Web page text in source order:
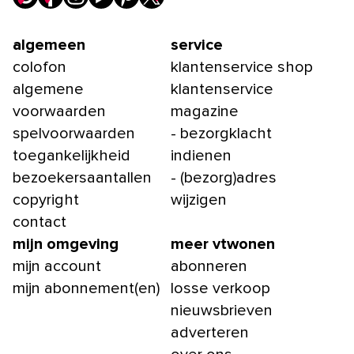
algemeen
colofon
algemene
voorwaarden
spelvoorwaarden
toegankelijkheid
bezoekersaantallen
copyright
contact
service
klantenservice shop
klantenservice
magazine
- bezorgklacht
indienen
- (bezorg)adres
wijzigen
mijn omgeving
mijn account
mijn abonnement(en)
meer vtwonen
abonneren
losse verkoop
nieuwsbrieven
adverteren